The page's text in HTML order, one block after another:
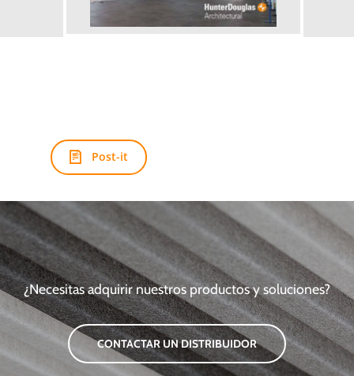
Post-it
¿Necesitas adquirir nuestros productos y soluciones?
CONTACTAR UN DISTRIBUIDOR